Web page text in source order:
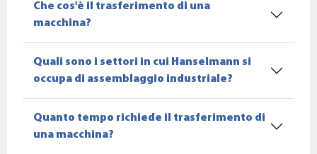
Che cos'è il trasferimento di una
macchina?
Quali sono i settori in cui Hanselmann si
occupa di assemblaggio industriale?
Quanto tempo richiede il trasferimento di
una macchina?